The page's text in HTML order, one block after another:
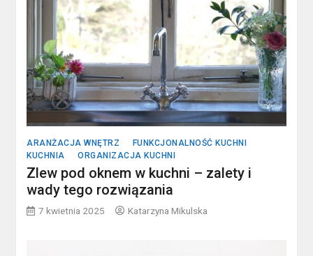
ARANŻACJA WNĘTRZ
FUNKCJONALNOŚĆ KUCHNI
KUCHNIA
ORGANIZACJA KUCHNI
Zlew pod oknem w kuchni – zalety i
wady tego rozwiązania
7 kwietnia 2025 Katarzyna Mikulska